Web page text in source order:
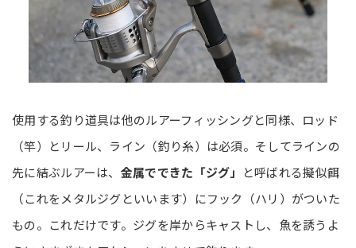
使用する釣り道具は他のルアーフィッシングと同様、ロッド
（竿）とリール、ライン（釣り糸）は必須。そしてラインの
先に結ぶルアーは、 金属でできた「ジグ」
と呼ばれる擬似餌
（これをメタルジグといいます）にフック（ハリ）がついた
もの。これだけです。ジグを岸からキャストし、魚を誘うよ